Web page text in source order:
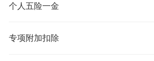
个人五险一金
专项附加扣除